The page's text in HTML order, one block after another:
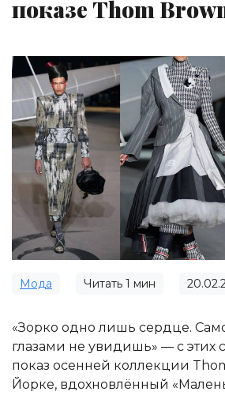
показе Thom
Мода Читать 1 мин
«Зорко одно лишь сердце.
глазами не увидишь» — с этих
показ осенней коллекции
Йорке, вдохновлённый